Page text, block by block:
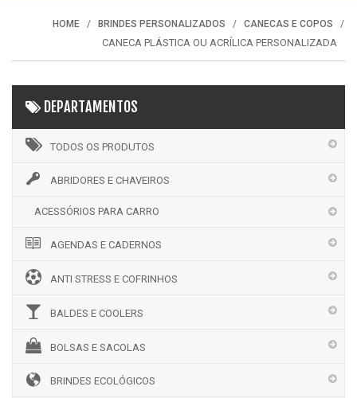
HOME BRINDES PERSONALIZADOS CANECAS E COPOS
CANECA PLÁSTICA OU ACRÍLICA PERSONALIZADA
DEPARTAMENTOS
TODOS OS PRODUTOS
ABRIDORES E CHAVEIROS
ACESSÓRIOS PARA CARRO
AGENDAS E CADERNOS
ANTI STRESS E COFRINHOS
BALDES E COOLERS
BOLSAS E SACOLAS
BRINDES ECOLÓGICOS